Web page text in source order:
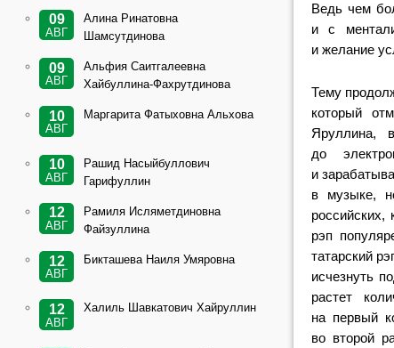
Ведь чем
и с
и желание
Тему
который
Яруллина,
до
и
в музыке,
рэп
татарский
исчезнуть
растет
на первый
во второй
09
АВГ
Алина Ринатовна
Шамсутдинова
09
АВГ
Альфия Саитгалеевна
Хайбуллина-Фахрутдинова
10
АВГ
Маргарита Фатыховна Альхова
10
АВГ
Рашид Насыйбуллович
Гарифуллин
12
АВГ
Рамиля Исляметдиновна
Файзуллина
12
АВГ
Бикташева Наиля Умяровна
12
АВГ
Халиль Шавкатович Хайруллин